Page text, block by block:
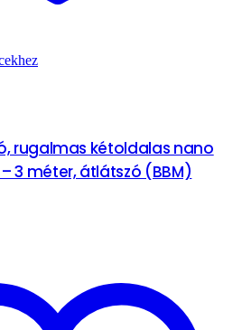
rugalmas kétoldalas nano
3 méter, átlátszó (BBM)